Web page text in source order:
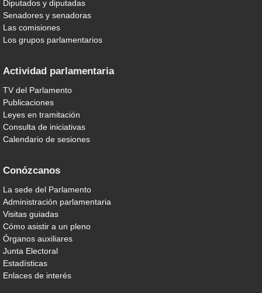
Diputados y diputadas
Senadores y senadoras
Las comisiones
Los grupos parlamentarios
Actividad parlamentaria
TV del Parlamento
Publicaciones
Leyes en tramitación
Consulta de iniciativas
Calendario de sesiones
Conózcanos
La sede del Parlamento
Administración parlamentaria
Visitas guiadas
Cómo asistir a un pleno
Órganos auxiliares
Junta Electoral
Estadísticas
Enlaces de interés